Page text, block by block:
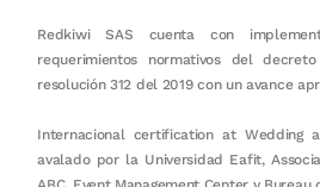
Redkiwi SAS cuenta con
requerimientos normativos del
resolución 312 del 2019 con un avance
Internacional certification at Wedding
avalado por la Universidad Eafit,